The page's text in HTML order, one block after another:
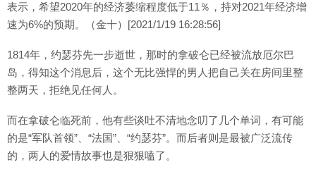
表示，希望2020年的经济萎缩程度低于11％，持对2021年经济增
速为6%的预期。（金十）[2021/1/19 16:28:56]
1814年，约瑟芬先一步逝世，那时的拿破仑已经被流放厄尔巴
岛，得知这个消息后，这个无比强悍的男人把自己关在房间里整
整两天，拒绝见任何人。
而在拿破仑临死前，他有些谈吐不清地念叨了几个单词，有可能
的是“军队首领”、“法国”、“约瑟芬”。而后者则是最被广泛流传
的，两人的爱情故事也是狠狠嗑了。